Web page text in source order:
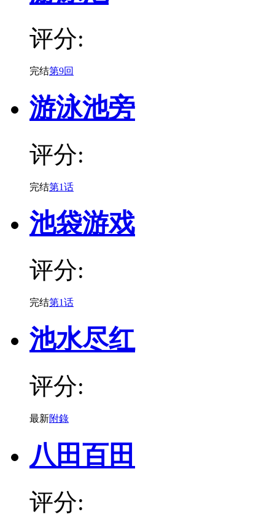
评分:
完结第9回
游泳池旁
评分:
完结第1话
池袋游戏
评分:
完结第1话
池水尽红
评分:
最新附錄
八田百田
评分: